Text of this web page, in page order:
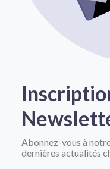
Abonnez-vous à
dernières actualités